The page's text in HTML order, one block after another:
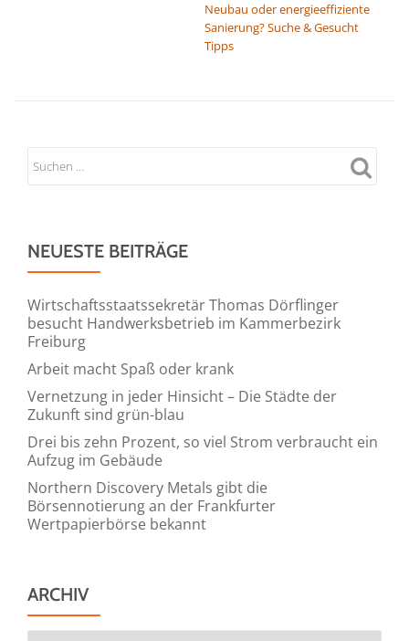
Neubau oder energieeffiziente
Sanierung? Suche & Gesucht
Tipps
NEUESTE BEITRÄGE
Wirtschaftsstaatssekretär Thomas Dörflinger
besucht Handwerksbetrieb im Kammerbezirk
Freiburg
Arbeit macht Spaß oder krank
Vernetzung in jeder Hinsicht – Die Städte der
Zukunft sind grün-blau
Drei bis zehn Prozent, so viel Strom verbraucht ein
Aufzug im Gebäude
Northern Discovery Metals gibt die
Börsennotierung an der Frankfurter
Wertpapierbörse bekannt
ARCHIV